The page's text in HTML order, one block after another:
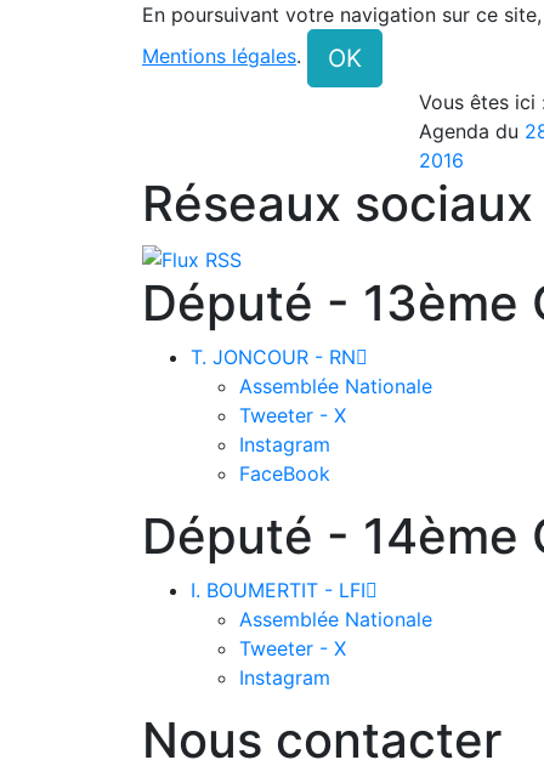
En poursuivant votre navigation sur ce
Mentions légales. OK
Vous êtes
Agenda du
2016
Réseaux sociaux
Député - 13ème
T. JONCOUR - RN
Assemblée Nationale
Tweeter - X
Instagram
FaceBook
Député - 14ème
I. BOUMERTIT - LFI
Assemblée Nationale
Tweeter - X
Instagram
Nous contacter